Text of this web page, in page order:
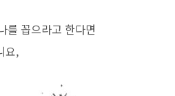
를 꼽으라고 한다면
요,